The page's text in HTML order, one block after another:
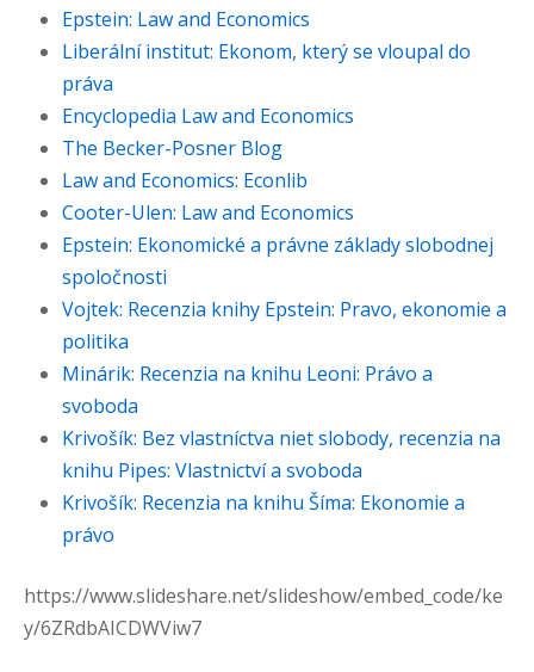
Epstein: Law and Economics
Liberální institut: Ekonom, který se vloupal do
práva
Encyclopedia Law and Economics
The Becker-Posner Blog
Law and Economics: Econlib
Cooter-Ulen: Law and Economics
Epstein: Ekonomické a právne základy slobodnej
spoločnosti
Vojtek: Recenzia knihy Epstein: Pravo, ekonomie a
politika
Minárik: Recenzia na knihu Leoni: Právo a
svoboda
Krivošík: Bez vlastníctva niet slobody, recenzia na
knihu Pipes: Vlastnictví a svoboda
Krivošík: Recenzia na knihu Šíma: Ekonomie a
právo
https://www.slideshare.net/slideshow/embed_code/ke
y/6ZRdbAICDWViw7